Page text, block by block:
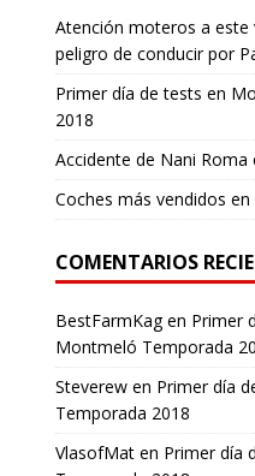
Atención moteros a este
peligro de conducir por
Primer día de tests en
2018
Accidente de Nani Roma
Coches más vendidos
COMENTARIOS
BestFarmKagen Primer
Montmeló Temporada
Steverewen Primer día
Temporada 2018
VlasofMaten Primer día